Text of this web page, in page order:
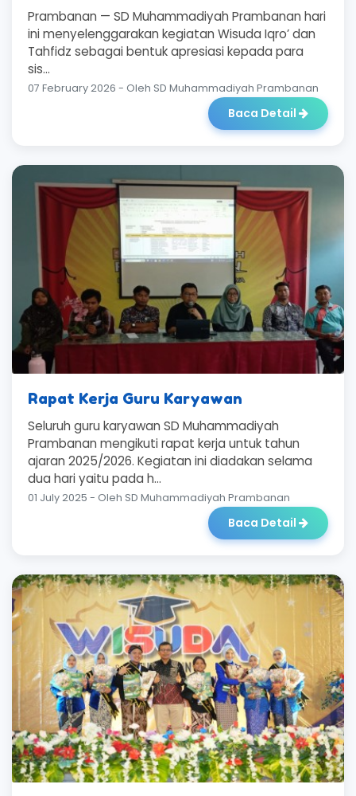
Prambanan — SD Muhammadiyah Prambanan hari
ini menyelenggarakan kegiatan Wisuda Iqro’ dan
Tahfidz sebagai bentuk apresiasi kepada para
sis...
07 February 2026 - Oleh SD Muhammadiyah Prambanan
Baca Detail
Rapat Kerja Guru Karyawan
Seluruh guru karyawan SD Muhammadiyah
Prambanan mengikuti rapat kerja untuk tahun
ajaran 2025/2026. Kegiatan ini diadakan selama
dua hari yaitu pada h...
01 July 2025 - Oleh SD Muhammadiyah Prambanan
Baca Detail